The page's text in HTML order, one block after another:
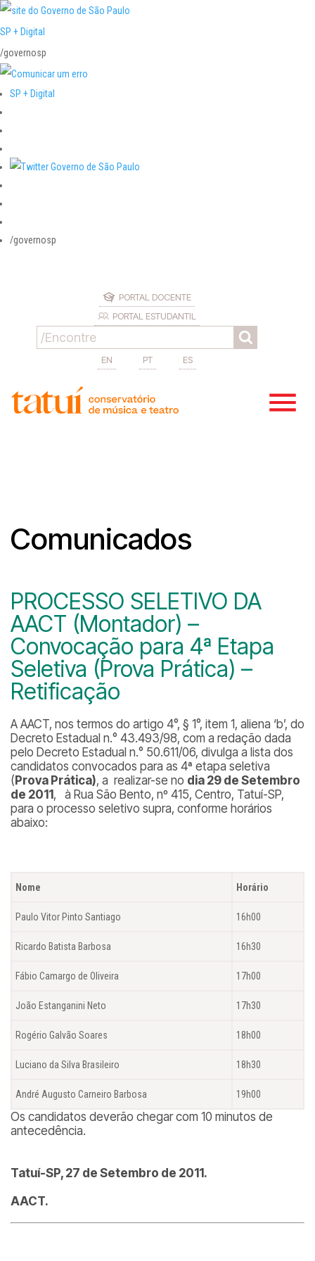
SP + Digital
/governosp
SP + Digital
/governosp
PORTAL DOCENTE
PORTAL ESTUDANTIL
EN PT ES
Comunicados
PROCESSO SELETIVO DA
AACT (Montador) –
Convocação para 4ª Etapa
Seletiva (Prova Prática) –
Retificação
A AACT, nos termos do artigo 4°, § 1°, item 1, aliena ‘b’, do
Decreto Estadual n.° 43.493/98, com a redação dada
pelo Decreto Estadual n.° 50.611/06, divulga a lista dos
candidatos convocados para as 4ª etapa seletiva
( Prova Prática), a realizar-se no dia 29 de Setembro
de 2011 , à Rua São Bento, nº 415, Centro, Tatuí-SP,
para o processo seletivo supra, conforme horários
abaixo:
Nome Horário
Paulo Vitor Pinto Santiago 16h00
Ricardo Batista Barbosa 16h30
Fábio Camargo de Oliveira 17h00
João Estanganini Neto 17h30
Rogério Galvão Soares 18h00
Luciano da Silva Brasileiro 18h30
André Augusto Carneiro Barbosa 19h00
Os candidatos deverão chegar com 10 minutos de
antecedência.
Tatuí-SP, 27 de Setembro de 2011.
AACT.